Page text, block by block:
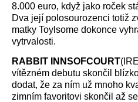
8.000 euro, když jako roček
Dva její polosourozenci totiž
matky Toylsome dokonce
vytrvalosti.
RABBIT INNSOFCOURT
vítězném debutu skončil
dodat, že za ním už mnoho
zimním favoritovi skončil až